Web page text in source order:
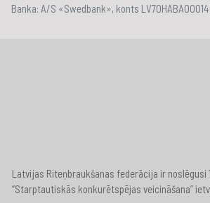
Banka: A/S «Swedbank», konts
Latvijas Riteņbraukšanas federācija ir
“Starptautiskās konkurētspējas veicināšana”